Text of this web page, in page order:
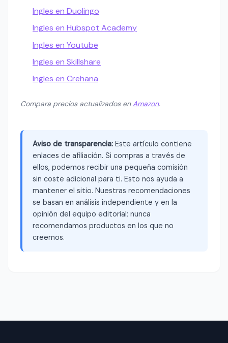
Ingles en Duolingo
Ingles en Hubspot Academy
Ingles en Youtube
Ingles en Skillshare
Ingles en Crehana
Compara precios actualizados enAmazon.
Aviso de transparencia: Este artículo contiene
enlaces de afiliación. Si compras a través de
ellos, podemos recibir una pequeña comisión
sin coste adicional para ti. Esto nos ayuda a
mantener el sitio. Nuestras recomendaciones
se basan en análisis independiente y en la
opinión del equipo editorial; nunca
recomendamos productos en los que no
creemos.